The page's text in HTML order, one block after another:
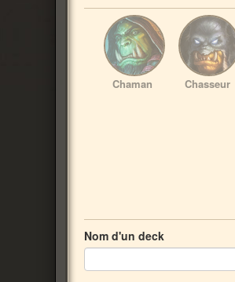
Chaman Chasseur
Nom d'un deck